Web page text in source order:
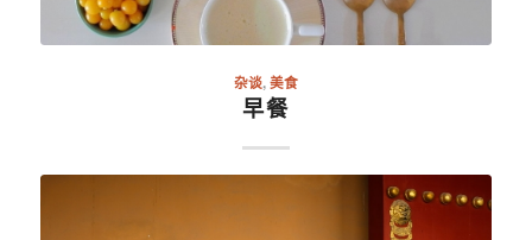
杂谈,美食
早餐